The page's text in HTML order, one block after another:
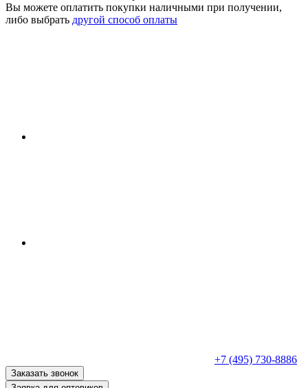
Вы можете оплатить покупки наличными при получении,
либо выбрать другой способ оплаты
+7 (495) 730-8886
Заказать звонок